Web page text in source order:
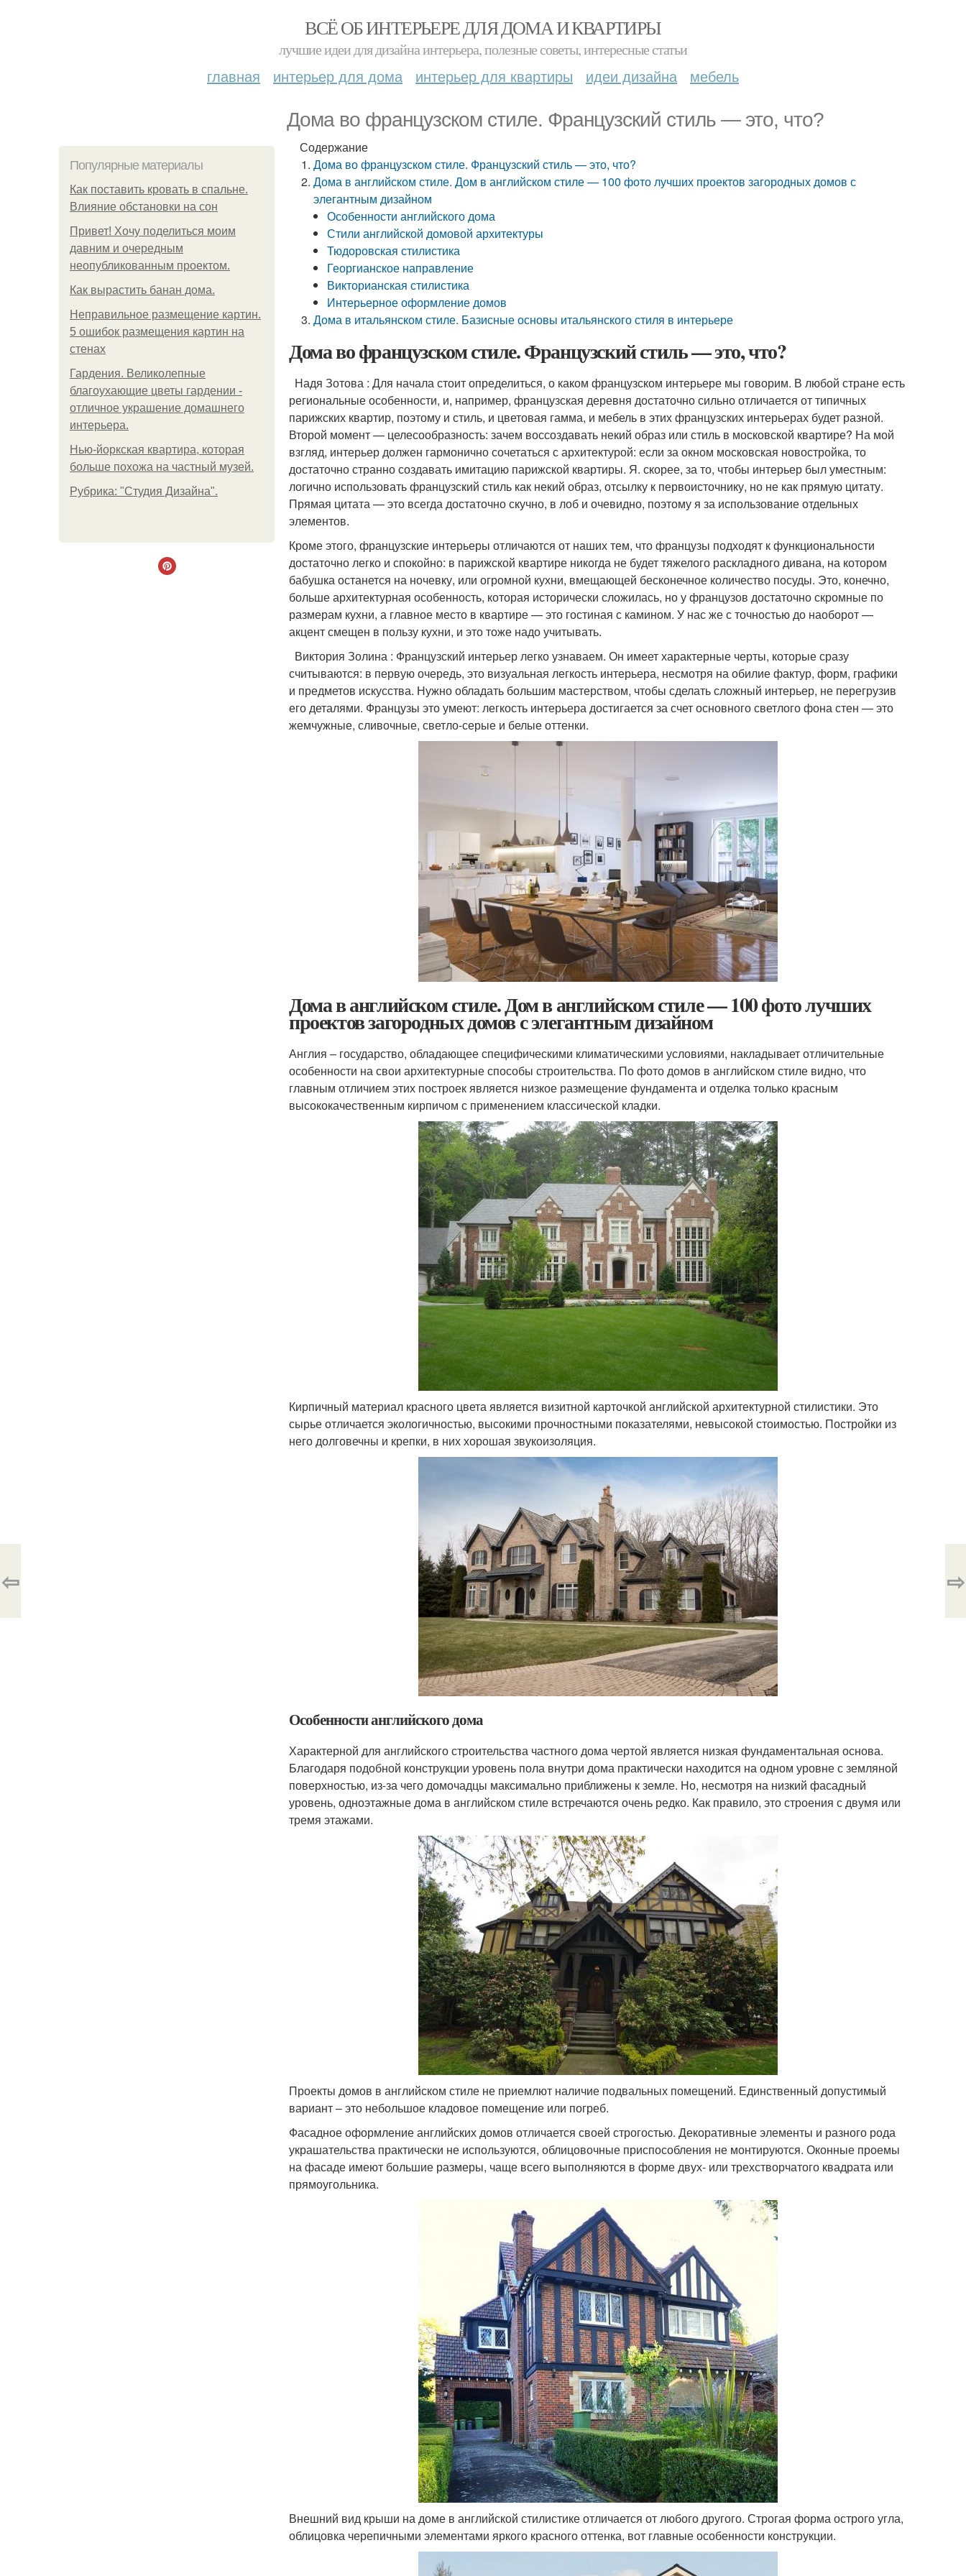
ВСЁ ОБ ИНТЕРЬЕРЕ ДЛЯ ДОМА И КВАРТИРЫ
лучшие идеи для дизайна интерьера, полезные советы, интересные статьи
главная интерьер для дома интерьер для квартиры идеи дизайна мебель
Дома во французском стиле. Французский стиль — это, что?
Популярные материалы
Как поставить кровать в спальне.
Влияние обстановки на сон
Привет! Хочу поделиться моим
давним и очередным
неопубликованным проектом.
Как вырастить банан дома.
Неправильное размещение картин.
5 ошибок размещения картин на
стенах
Гардения. Великолепные
благоухающие цветы гардении -
отличное украшение домашнего
интерьера.
Нью-йоркская квартира, которая
больше похожа на частный музей.
Рубрика: "Студия Дизайна".
Содержание
Дома во французском стиле. Французский стиль — это, что?
Дома в английском стиле. Дом в английском стиле — 100 фото лучших проектов загородных домов с
элегантным дизайном
Особенности английского дома
Стили английской домовой архитектуры
Тюдоровская стилистика
Георгианское направление
Викторианская стилистика
Интерьерное оформление домов
Дома в итальянском стиле. Базисные основы итальянского стиля в интерьере
Дома во французском стиле. Французский стиль — это, что?
Надя Зотова : Для начала стоит определиться, о каком французском интерьере мы говорим. В любой стране есть
региональные особенности, и, например, французская деревня достаточно сильно отличается от типичных
парижских квартир, поэтому и стиль, и цветовая гамма, и мебель в этих французских интерьерах будет разной.
Второй момент — целесообразность: зачем воссоздавать некий образ или стиль в московской квартире? На мой
взгляд, интерьер должен гармонично сочетаться с архитектурой: если за окном московская новостройка, то
достаточно странно создавать имитацию парижской квартиры. Я. скорее, за то, чтобы интерьер был уместным:
логично использовать французский стиль как некий образ, отсылку к первоисточнику, но не как прямую цитату.
Прямая цитата — это всегда достаточно скучно, в лоб и очевидно, поэтому я за использование отдельных
элементов.
Кроме этого, французские интерьеры отличаются от наших тем, что французы подходят к функциональности
достаточно легко и спокойно: в парижской квартире никогда не будет тяжелого раскладного дивана, на котором
бабушка останется на ночевку, или огромной кухни, вмещающей бесконечное количество посуды. Это, конечно,
больше архитектурная особенность, которая исторически сложилась, но у французов достаточно скромные по
размерам кухни, а главное место в квартире — это гостиная с камином. У нас же с точностью до наоборот —
акцент смещен в пользу кухни, и это тоже надо учитывать.
Виктория Золина : Французский интерьер легко узнаваем. Он имеет характерные черты, которые сразу
считываются: в первую очередь, это визуальная легкость интерьера, несмотря на обилие фактур, форм, графики
и предметов искусства. Нужно обладать большим мастерством, чтобы сделать сложный интерьер, не перегрузив
его деталями. Французы это умеют: легкость интерьера достигается за счет основного светлого фона стен — это
жемчужные, сливочные, светло-серые и белые оттенки.
Дома в английском стиле. Дом в английском стиле — 100 фото лучших
проектов загородных домов с элегантным дизайном
Англия – государство, обладающее специфическими климатическими условиями, накладывает отличительные
особенности на свои архитектурные способы строительства. По фото домов в английском стиле видно, что
главным отличием этих построек является низкое размещение фундамента и отделка только красным
высококачественным кирпичом с применением классической кладки.
Кирпичный материал красного цвета является визитной карточкой английской архитектурной стилистики. Это
сырье отличается экологичностью, высокими прочностными показателями, невысокой стоимостью. Постройки из
него долговечны и крепки, в них хорошая звукоизоляция.
Особенности английского дома
Характерной для английского строительства частного дома чертой является низкая фундаментальная основа.
Благодаря подобной конструкции уровень пола внутри дома практически находится на одном уровне с земляной
поверхностью, из-за чего домочадцы максимально приближены к земле. Но, несмотря на низкий фасадный
уровень, одноэтажные дома в английском стиле встречаются очень редко. Как правило, это строения с двумя или
тремя этажами.
Проекты домов в английском стиле не приемлют наличие подвальных помещений. Единственный допустимый
вариант – это небольшое кладовое помещение или погреб.
Фасадное оформление английских домов отличается своей строгостью. Декоративные элементы и разного рода
украшательства практически не используются, облицовочные приспособления не монтируются. Оконные проемы
на фасаде имеют большие размеры, чаще всего выполняются в форме двух- или трехстворчатого квадрата или
прямоугольника.
Внешний вид крыши на доме в английской стилистике отличается от любого другого. Строгая форма острого угла,
облицовка черепичными элементами яркого красного оттенка, вот главные особенности конструкции.
⇦ ⇨